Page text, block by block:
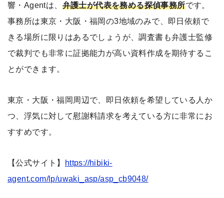
響・Agentは、 弁護士が代表を務める探偵事務所です。
事務所は東京・大阪・福岡の3地域のみで、即日依頼で
きる場所に限りはあるでしょうが、調査書も弁護士監修
で裁判でも非常に証拠能力が高い資料作成を期待するこ
とができます。
東京・大阪・福岡周辺で、即日依頼を希望している人か
つ、浮気に対して慰謝料請求を考えている方に非常にお
すすめです。
【公式サイト】
https://hibiki-
agent.com/lp/uwaki_asp/asp_cb9048/